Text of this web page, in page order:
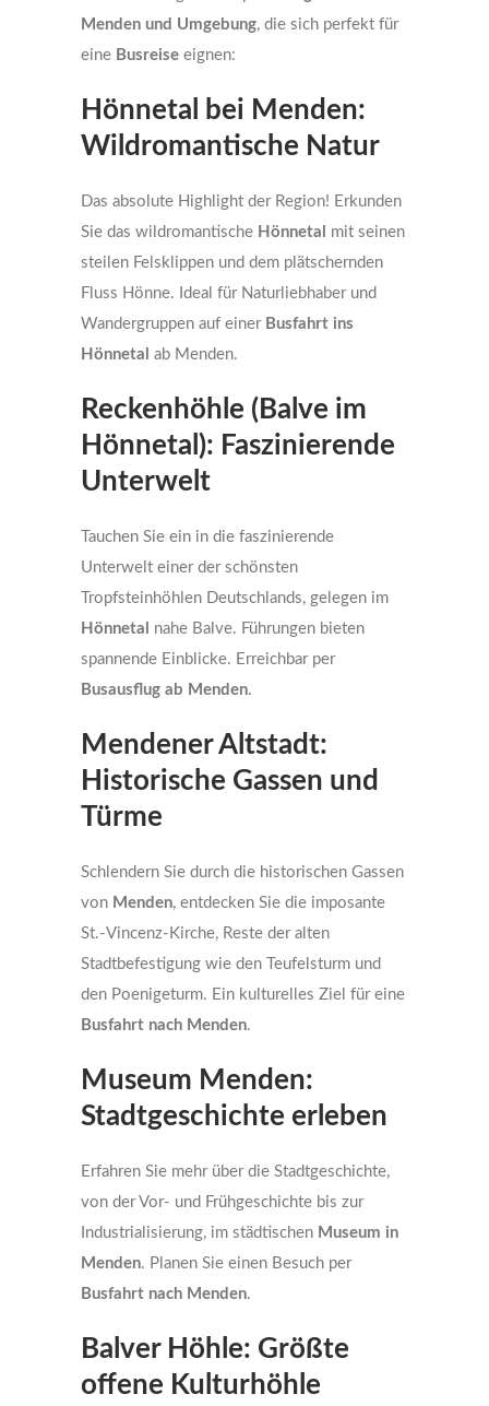
Menden und Umgebung, die sich perfekt für
eine Busreise eignen:
Hönnetal bei Menden:
Wildromantische Natur
Das absolute Highlight der Region! Erkunden
Sie das wildromantische Hönnetal
mit seinen
steilen Felsklippen und dem plätschernden
Fluss Hönne. Ideal für Naturliebhaber und
Wandergruppen auf einer Busfahrt ins
Hönnetal ab Menden.
Reckenhöhle (Balve im
Hönnetal): Faszinierende
Unterwelt
Tauchen Sie ein in die faszinierende
Unterwelt einer der schönsten
Tropfsteinhöhlen Deutschlands, gelegen im
Hönnetal
nahe Balve. Führungen bieten
spannende Einblicke. Erreichbar per
Busausflug ab Menden.
Mendener Altstadt:
Historische Gassen und
Türme
Schlendern Sie durch die historischen Gassen
von Menden, entdecken Sie die imposante
St.-Vincenz-Kirche, Reste der alten
Stadtbefestigung wie den Teufelsturm und
den Poenigeturm. Ein kulturelles Ziel für eine
Busfahrt nach Menden.
Museum Menden:
Stadtgeschichte erleben
Erfahren Sie mehr über die Stadtgeschichte,
von der Vor- und Frühgeschichte bis zur
Industrialisierung, im städtischen Museum in
Menden. Planen Sie einen Besuch per
Busfahrt nach Menden.
Balver Höhle: Größte
offene Kulturhöhle